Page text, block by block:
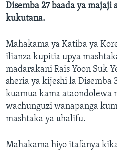
Disemba 27 baada ya majaji
kukutana.
Mahakama ya Katiba ya
ilianza kupitia upya
madarakani Rais Yoon Suk
sheria ya kijeshi la Disemba
kuamua kama ataondolewa
wachunguzi wanapanga
mashtaka ya uhalifu.
Mahakama hiyo itafanya